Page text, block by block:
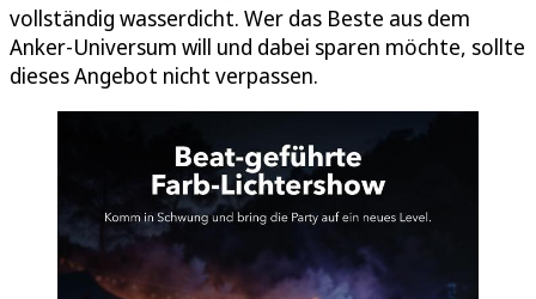
vollständig wasserdicht. Wer das Beste aus dem
Anker-Universum will und dabei sparen möchte, sollte
dieses Angebot nicht verpassen.